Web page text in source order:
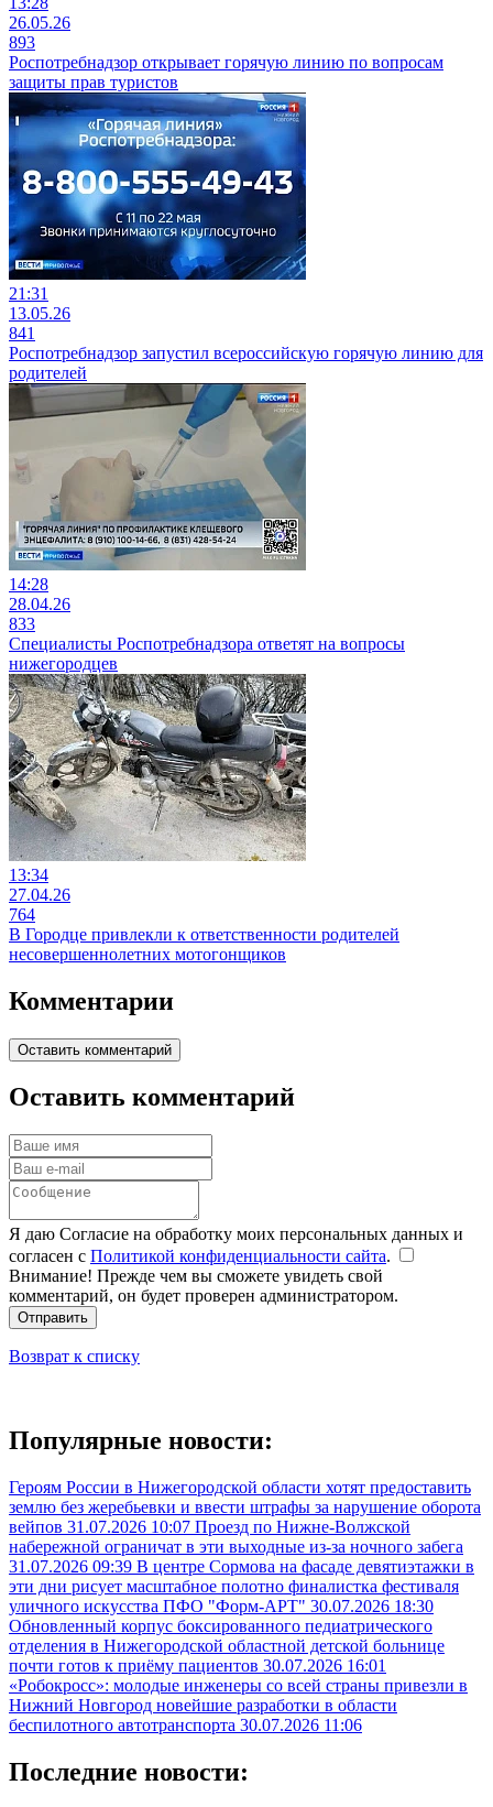
26.05.26
893
Роспотребнадзор открывает горячую линию по вопросам
защиты прав туристов
21:31
13.05.26
841
Роспотребнадзор запустил всероссийскую горячую линию для
родителей
14:28
28.04.26
833
Специалисты Роспотребнадзора ответят на вопросы
нижегородцев
13:34
27.04.26
764
В Городце привлекли к ответственности родителей
несовершеннолетних мотогонщиков
Комментарии
Оставить комментарий
Оставить комментарий
Я даю Согласие на обработку моих персональных данных и
согласен с Политикой конфиденциальности сайта.
Внимание! Прежде чем вы сможете увидеть свой
комментарий, он будет проверен администратором.
Отправить
Возврат к списку
Популярные новости:
Героям России в Нижегородской области хотят предоставить
землю без жеребьевки и ввести штрафы за нарушение оборота
вейпов 31.07.2026 10:07 Проезд по Нижне-Волжской
набережной ограничат в эти выходные из-за ночного забега
31.07.2026 09:39 В центре Сормова на фасаде девятиэтажки в
эти дни рисует масштабное полотно финалистка фестиваля
уличного искусства ПФО "Форм-АРТ" 30.07.2026 18:30
Обновленный корпус боксированного педиатрического
отделения в Нижегородской областной детской больнице
почти готов к приёму пациентов 30.07.2026 16:01
«Робокросс»: молодые инженеры со всей страны привезли в
Нижний Новгород новейшие разработки в области
беспилотного автотранспорта 30.07.2026 11:06
Последние новости: